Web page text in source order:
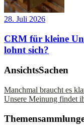
28. Juli 2026
CRM für kleine
lohnt sich?
AnsichtsSachen
Manchmal braucht es
Unsere Meinung findet